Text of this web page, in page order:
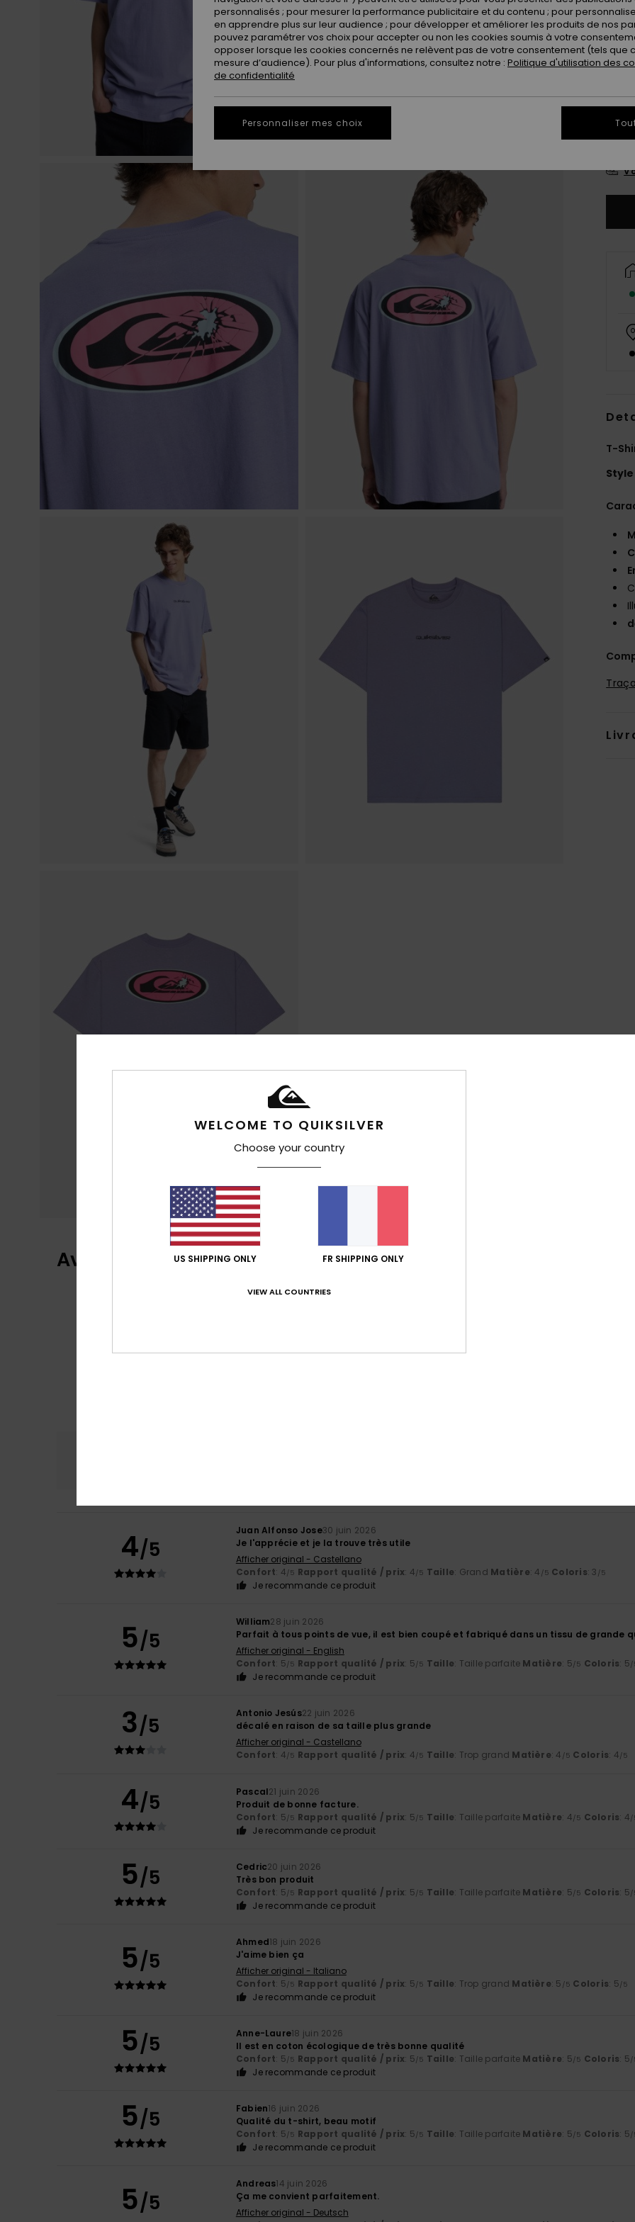
T-
Style
Avis clients
4.6
4/5
Juan Alfonso Jose30 juin 2026
Je l'apprécie et je la trouve très utile
Afficher original - Castellano
Confort: 4/5 Rapport qualité / prix: 4/5 Taille: Grand Matière: 4 /5 Coloris: 3 /5
Je recommande ce produit
5/5
William28 juin 2026
Parfait à tous points de vue, il est bien coupé et fabriqué dans un tissu de grande
Afficher original - English
Confort: 5/5 Rapport qualité / prix: 5/5 Taille: Taille parfaite Matière: 5/5 Coloris: 5/
Je recommande ce produit
3/5 Antonio Jesús22 juin 2026
décalé en raison de sa taille plus grande
Afficher original - Castellano
Confort: 4/5 Rapport qualité / prix: 4/5 Taille: Trop grand Matière: 4 /5 Coloris: 4/5
4/5 Pascal21 juin 2026
Produit de bonne facture.
Confort: 5/5 Rapport qualité / prix: 5/5 Taille: Taille parfaite Matière: 4/5 Coloris: 4/
Je recommande ce produit
5/5 Cedric20 juin 2026
Très bon produit
Confort: 5/5 Rapport qualité / prix: 5/5 Taille: Taille parfaite Matière: 5/5 Coloris: 5/
Je recommande ce produit
5/5
Ahmed18 juin 2026
J'aime bien ça
Afficher original - Italiano
Confort: 5/5 Rapport qualité / prix: 5/5 Taille: Trop grand Matière: 5 /5 Coloris: 5/5
Je recommande ce produit
5/5 Anne-Laure18 juin 2026
Il est en coton écologique de très bonne qualité
Confort: 5/5 Rapport qualité / prix: 5/5 Taille: Taille parfaite Matière: 5/5 Coloris: 5/
Je recommande ce produit
5/5 Fabien16 juin 2026
Qualité du t-shirt, beau motif
Confort: 5/5 Rapport qualité / prix: 5/5 Taille: Taille parfaite Matière: 5/5 Coloris: 5/
Je recommande ce produit
5/5
Andreas14 juin 2026
Ça me convient parfaitement.
Afficher original - Deutsch
WELCOME TO QUIKSILVER
Choose your country
US SHIPPING ONLY FR SHIPPING ONLY
VIEW ALL COUNTRIES
personnalisés ; pour mesurer la performance publicitaire et du contenu ; pour
en apprendre plus sur leur audience ; pour développer et améliorer les produits de nos
pouvez paramétrer vos choix pour accepter ou non les cookies soumis à votre
opposer lorsque les cookies concernés ne relèvent pas de votre consentement (tels que
mesure d’audience). Pour plus d'informations, consultez notre : Politique d'utilisation des
de confidentialité
Personnaliser mes choix